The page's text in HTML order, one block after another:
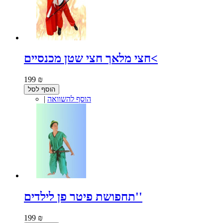
חצי מלאך חצי שטן מכנסיים<
199 ₪
הוסף לסל
| הוסף להשוואה
תחפושת פיטר פן לילדים''
199 ₪